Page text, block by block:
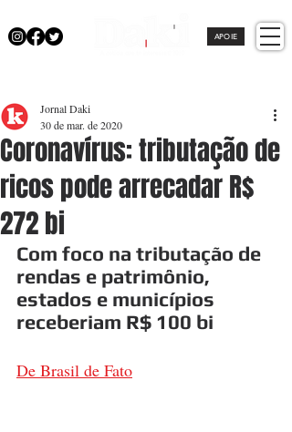
APOIE
Coronavírus: tributação de
ricos pode arrecadar R$
272 bi
Jornal Daki
30 de mar. de 2020
Com foco na tributação de
rendas e patrimônio,
estados e municípios
receberiam R$ 100 bi
De Brasil de Fato